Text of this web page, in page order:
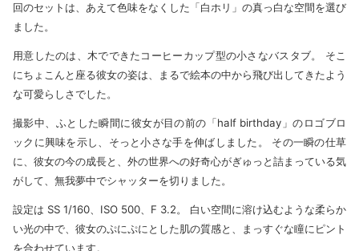
回のセットは、あえて色味をなくした「白ホリ」の真っ白な空間を選び
ました。
用意したのは、木でできたコーヒーカップ型の小さなバスタブ。 そこ
にちょこんと座る彼女の姿は、まるで絵本の中から飛び出してきたよう
な可愛らしさでした。
撮影中、ふとした瞬間に彼女が目の前の「half birthday」のロゴブロ
ックに興味を示し、そっと小さな手を伸ばしました。 その一瞬の仕草
に、彼女の今の成長と、外の世界への好奇心がぎゅっと詰まっている気
がして、無我夢中でシャッターを切りました。
設定は SS 1/160、ISO 500、F 3.2。 白い空間に溶け込むような柔らか
い光の中で、彼女のぷにぷにとした肌の質感と、まっすぐな瞳にピント
を合わせています。